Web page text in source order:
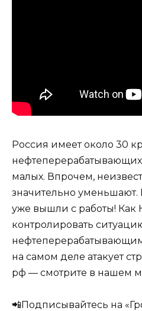
Россия имеет около 30
малых. Впрочем,
значительно
уже вышли с работы! Как
контролировать
на самом деле атакует
рф — смотрите в нашем
📲Подписывайтесь на